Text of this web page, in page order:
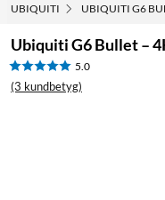
UBIQUITI UBIQUITI G6
Ubiquiti G6 Bullet –
5.0
(3 kundbetyg)